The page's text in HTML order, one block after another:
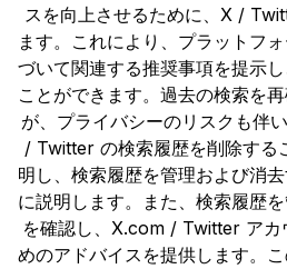
スを向上させるために、X /
ます。これにより、プラットフ
づいて関連する推奨事項を提示
ことができます。過去の検索を
が、プライバシーのリスクも伴
/ Twitter の検索履歴を削除する
明し、検索履歴を管理および消
に説明します。また、検索履歴
を確認し、X.com / Twitter アカ
めのアドバイスを提供します。